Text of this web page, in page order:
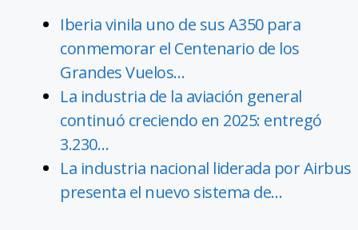
Iberia vinila uno de sus A350 para
conmemorar el Centenario de los
Grandes Vuelos…
La industria de la aviación general
continuó creciendo en 2025: entregó
3.230…
La industria nacional liderada por Airbus
presenta el nuevo sistema de…